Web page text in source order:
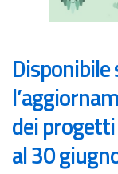
Disponibile
dei
al 30